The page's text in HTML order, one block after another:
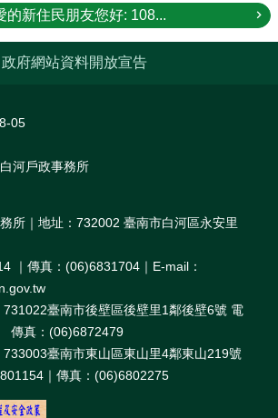
的新住民朋友您好: 108...
政府網站資料開放宣告
05
河戶政事務所
所｜地址：732002 臺南市白河區永安里
｜傳真：(06)6831704｜E-mail：
臺南市後壁區後壁里1鄰後壁6號 電
傳真：(06)6872479
臺南市東山區東山里4鄰東山219號
｜傳真：(06)6802275